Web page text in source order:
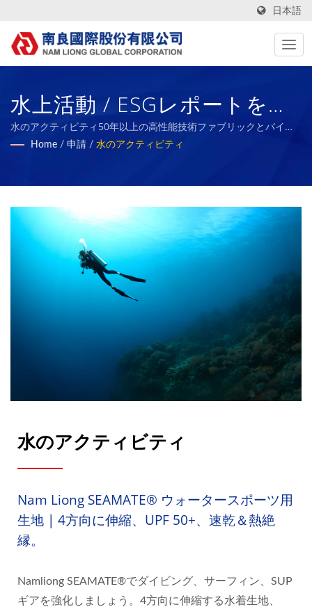
日本語
水上活動 / ESGレポートを持
つ台湾製テキスタイルファブ
Liong
水のアクティビティ50年以上の高性能技術ファブリックとバイオ
ラバースポンジの製造業者 | Nam Liong
Home / 申請 / 水のアクティビティ
水のアクティビティ
Nam Liong SEAMATE® ウォータースポーツ用
生地 | 4方向に伸縮、UPF 50+、速乾＆熱絶
縁。
Namliong SEAMATE®でダイビング、サーフィン、SUP
ギアを強化しましょう。4方向に伸縮する水着生地、